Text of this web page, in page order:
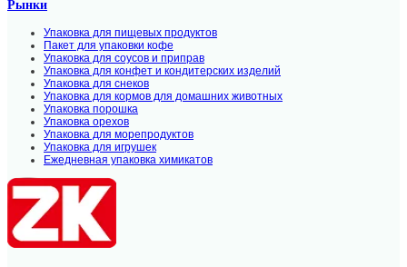
Рынки
Упаковка для пищевых продуктов
Пакет для упаковки кофе
Упаковка для соусов и приправ
Упаковка для конфет и кондитерских изделий
Упаковка для снеков
Упаковка для кормов для домашних животных
Упаковка порошка
Упаковка орехов
Упаковка для морепродуктов
Упаковка для игрушек
Ежедневная упаковка химикатов